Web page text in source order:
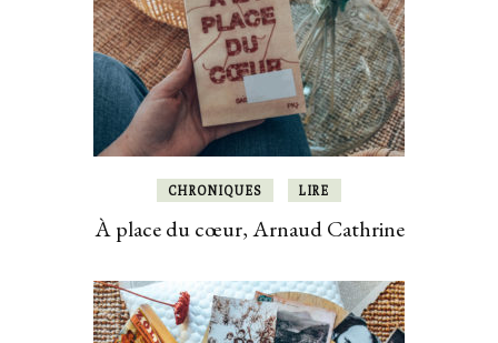
CHRONIQUES LIRE
À place du cœur, Arnaud Cathrine